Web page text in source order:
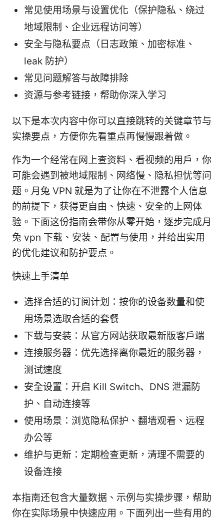
常见使用场景与设置优化（保护隐私、绕过
地域限制、企业远程访问等）
安全与隐私要点（日志政策、加密标准、
leak 防护）
常见问题解答与故障排除
资源与参考链接，帮助你深入学习
以下是本次内容中你可以直接跳转的关键章节与
实操要点，方便你先看重点再慢慢跟着做。
作为一个经常在网上查资料、看视频的用户，你
可能会遇到被地域限制、网络慢、隐私担忧等问
题。月兔 VPN 就是为了让你在不泄露个人信息
的前提下，获得更自由、快速、安全的上网体
验。下面这份指南会带你从零开始，逐步完成月
兔 vpn 下载、安装、配置与使用，并给出实用
的优化建议和防护要点。
快速上手清单
选择合适的订阅计划：按你的设备数量和使
用场景选取合适的套餐
下载与安装：从官方网站获取最新版客户端
连接服务器：优先选择离你最近的服务器，
测试速度
安全设置：开启 Kill Switch、DNS 泄漏防
护、自动连接等
使用场景：浏览隐私保护、翻墙观看、远程
办公等
维护与更新：定期检查更新，清理不需要的
设备连接
本指南还包含大量数据、示例与实操步骤，帮助
你在实际场景中快速应用。下面列出一些有用的